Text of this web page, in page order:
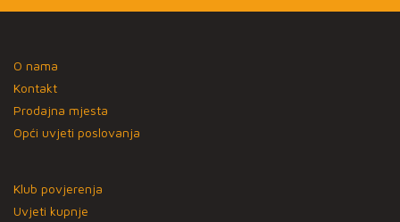
O nama
Kontakt
Prodajna mjesta
Opći uvjeti poslovanja
Klub povjerenja
Uvjeti kupnje